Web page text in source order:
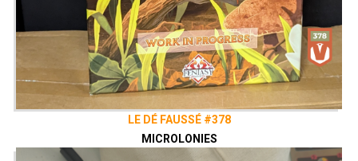
LE DÉ FAUSSÉ #378
MICROLONIES